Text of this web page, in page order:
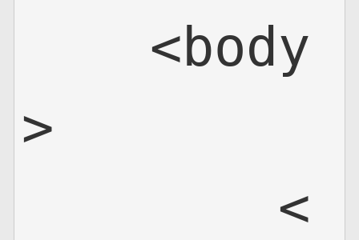
<body
>
<